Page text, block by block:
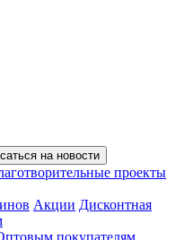
проекты
Акции Дисконтная
покупателям